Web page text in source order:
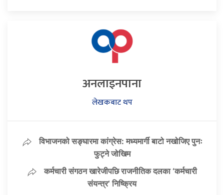
अनलाइनपाना
लेखकबाट थप
विभाजनको सङ्घारमा कांग्रेस: मध्यमार्गी बाटो नखोजिए पुनः
फुट्ने जोखिम
कर्मचारी संगठन खारेजीपछि राजनीतिक दलका ‘कर्मचारी
संयन्त्र’ निष्क्रिय